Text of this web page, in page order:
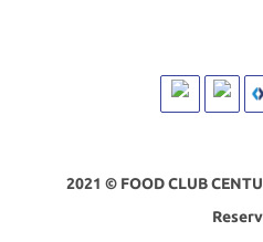
2021 © FOOD CLUB